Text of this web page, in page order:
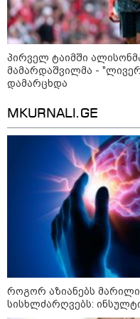
პირველ ტაიმში
მამარდაშვილმა -
დამარცხდა
MKURNALI.GE
როგორ აზიანებს
სისხლძარღვებს: